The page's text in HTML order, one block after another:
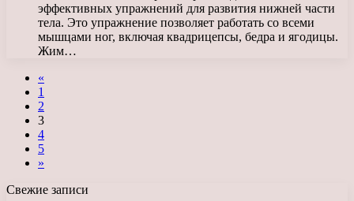
эффективных упражнений для развития нижней части
тела. Это упражнение позволяет работать со всеми
мышцами ног, включая квадрицепсы, бедра и ягодицы.
Жим…
«
1
2
3
4
5
»
Свежие записи